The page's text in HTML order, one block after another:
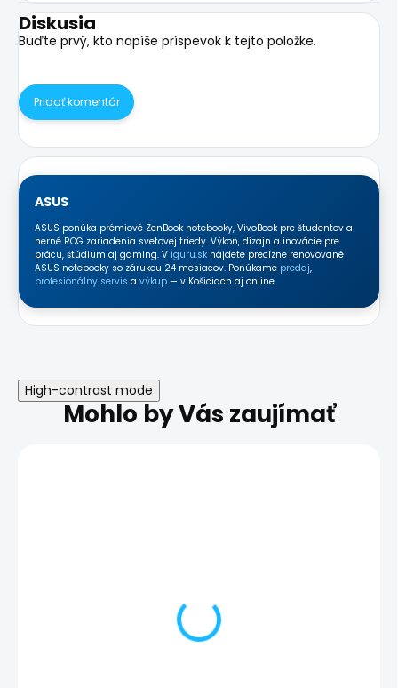
Diskusia
Buďte prvý, kto napíše príspevok k tejto položke.
Pridať komentár
ASUS
ASUS ponúka prémiové ZenBook notebooky, VivoBook pre študentov a
herné ROG zariadenia svetovej triedy. Výkon, dizajn a inovácie pre
prácu, štúdium aj gaming. V iguru.sknájdete precízne renovované
ASUS notebooky so zárukou 24 mesiacov. Ponúkame predaj,
profesionálny servis a výkup— v Košiciach aj online.
High-contrast mode
Mohlo by Vás zaujímať
HP Dragonfly G4 | i7-